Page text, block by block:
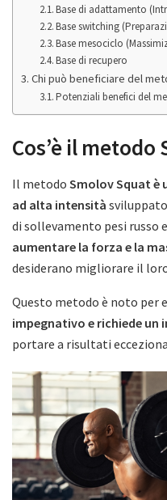
Base di adattamento
Base switching
Base mesociclo
Base di recupero
Chi può beneficiare del
Potenziali benefici del
Cos’è il metodo
Il metodo Smolov Squat è
ad alta intensità
di sollevamento pesi russo
aumentare la forza e la
desiderano migliorare il
Questo metodo è noto per
impegnativo e richiede
portare a risultati